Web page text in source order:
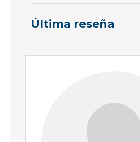
Última reseña